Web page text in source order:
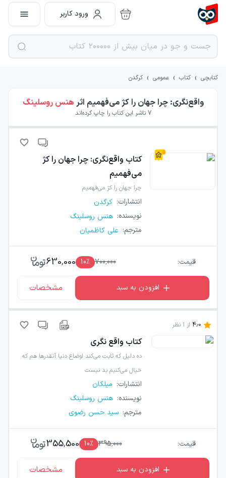
ورود کاربر
کتابچی › کتاب › عمومی › کرگدن
واقع‌نگری: چرا جهان را کژ می‌فهمیم اثر هنس روسلینگ
7 ناشر این کتاب را چاپ کرده‌اند
کتاب واقع‌نگری: چرا جهان را کژ
می‌فهمیم
چرا جهان را کژ می‌فهمیم
انتشارات: کرگدن
نویسنده: هنس روسلینگ
مترجم: علی کاظمیان
قیمت: 700,000
10٪ 630,000
افزودن به سبد مشخصات
4.0 از 1 نظر
کتاب واقع نگری
ده دلیل که ثابت می‌کند اوضاع دنیا آنقدرها هم که
خیال می‌کنیم بد نیست
انتشارات: میلکان
نویسنده: هنس روسلینگ
مترجم: سید حسن رضوی
قیمت: 395,000
10٪ 355,500
افزودن به سبد مشخصات